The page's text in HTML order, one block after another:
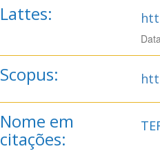
Lattes:
Scopus:
Nome em
citações: